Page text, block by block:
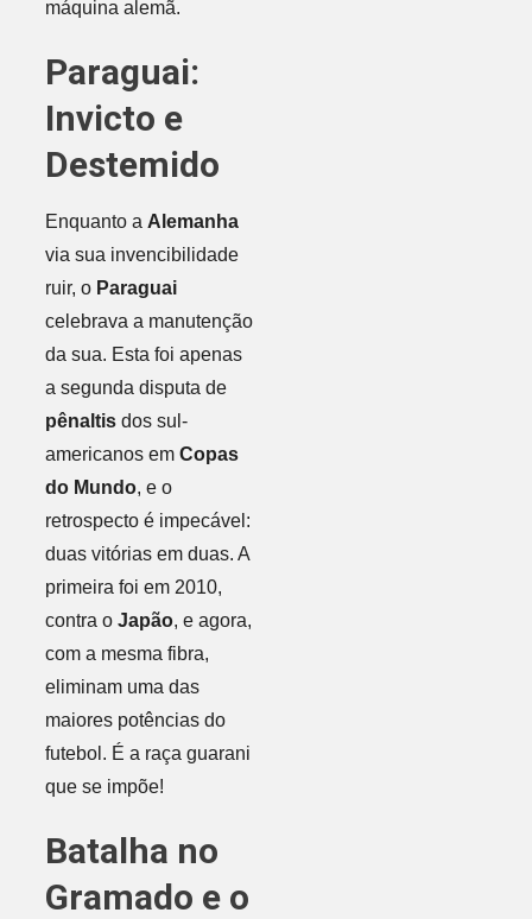
máquina alemã.
Paraguai:
Invicto e
Destemido
Enquanto a Alemanha
via sua invencibilidade
ruir, o Paraguai
celebrava a manutenção
da sua. Esta foi apenas
a segunda disputa de
pênaltisdos sul-
americanos em Copas
do Mundo, e o
retrospecto é impecável:
duas vitórias em duas. A
primeira foi em 2010,
contra o Japão, e agora,
com a mesma fibra,
eliminam uma das
maiores potências do
futebol. É a raça guarani
que se impõe!
Batalha no
Gramado e o